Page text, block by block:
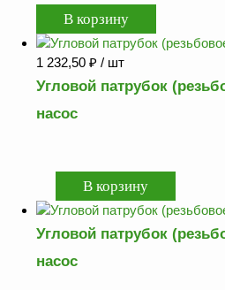
1 232,50 ₽ / шт
Угловой патрубок
насос
Угловой патрубок
насос